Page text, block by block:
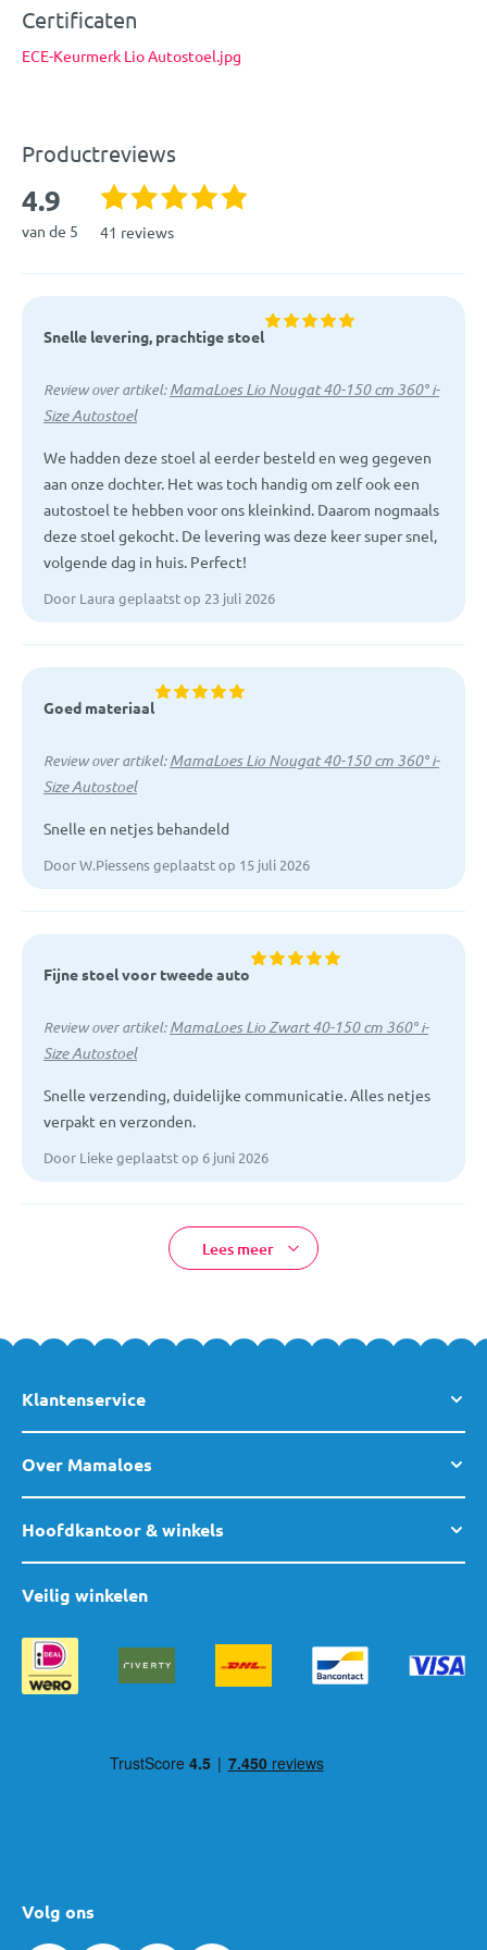
Certificaten
ECE-Keurmerk Lio Autostoel.jpg
Productreviews
4.9
van de 5 41 reviews
Snelle levering, prachtige stoel
Review over artikel:MamaLoes Lio Nougat 40-150 cm 360° i-
Size Autostoel
We hadden deze stoel al eerder besteld en weg gegeven
aan onze dochter. Het was toch handig om zelf ook een
autostoel te hebben voor ons kleinkind. Daarom nogmaals
deze stoel gekocht. De levering was deze keer super snel,
volgende dag in huis. Perfect!
Door Laura geplaatst op 23 juli 2026
Goed materiaal
Review over artikel:MamaLoes Lio Nougat 40-150 cm 360° i-
Size Autostoel
Snelle en netjes behandeld
Door W.Piessens geplaatst op 15 juli 2026
Fijne stoel voor tweede auto
Review over artikel:MamaLoes Lio Zwart 40-150 cm 360° i-
Size Autostoel
Snelle verzending, duidelijke communicatie. Alles netjes
verpakt en verzonden.
Door Lieke geplaatst op 6 juni 2026
Lees meer
Klantenservice
Over Mamaloes
Hoofdkantoor & winkels
Volg ons
Veilig winkelen